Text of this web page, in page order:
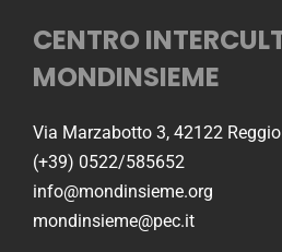
CENTRO
MONDINSIEME
Via Marzabotto 3, 42122
(+39) 0522/585652
info@mondinsieme.org
mondinsieme@pec.it